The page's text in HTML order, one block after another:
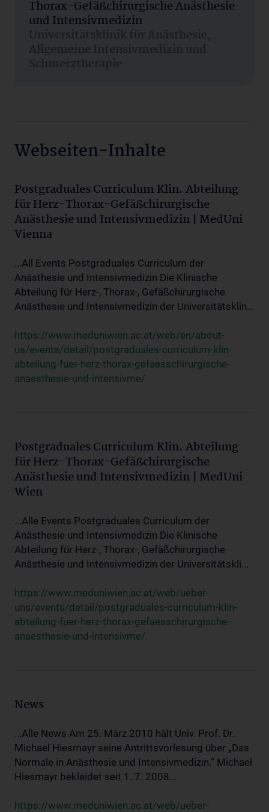
Thorax-Gefäßchirurgische Anästhesie
und Intensivmedizin
Universitätsklinik für Anästhesie,
Allgemeine Intensivmedizin und
Schmerztherapie
Webseiten-Inhalte
Postgraduales Curriculum Klin. Abteilung
für Herz-Thorax-Gefäßchirurgische
Anästhesie und Intensivmedizin | MedUni
Vienna
...All Events Postgraduales Curriculum der
Anästhesie und Intensivmedizin Die Klinische
Abteilung für Herz-, Thorax-, Gefäßchirurgische
Anästhesie und Intensivmedizin der Universitätsklin...
https://www.meduniwien.ac.at/web/en/about-
us/events/detail/postgraduales-curriculum-klin-
abteilung-fuer-herz-thorax-gefaesschirurgische-
anaesthesie-und-intensivme/
Postgraduales Curriculum Klin. Abteilung
für Herz-Thorax-Gefäßchirurgische
Anästhesie und Intensivmedizin | MedUni
Wien
...Alle Events Postgraduales Curriculum der
Anästhesie und Intensivmedizin Die Klinische
Abteilung für Herz-, Thorax-, Gefäßchirurgische
Anästhesie und Intensivmedizin der Universitätskli...
https://www.meduniwien.ac.at/web/ueber-
uns/events/detail/postgraduales-curriculum-klin-
abteilung-fuer-herz-thorax-gefaesschirurgische-
anaesthesie-und-intensivme/
News
...Alle News Am 25. März 2010 hält Univ. Prof. Dr.
Michael Hiesmayr seine Antrittsvorlesung über „Das
Normale in Anästhesie und Intensivmedizin.“ Michael
Hiesmayr bekleidet seit 1. 7. 2008...
https://www.meduniwien.ac.at/web/ueber-